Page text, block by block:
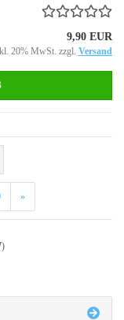
9,90 EUR
20% MwSt. zzgl. Versand
»
)